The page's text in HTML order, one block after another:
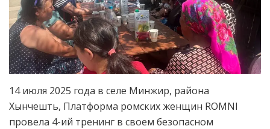
14 июля 2025 года в селе Минжир, района
Хынчешть, Платформа ромских женщин ROMNI
провела 4-ий тренинг в своем безопасном